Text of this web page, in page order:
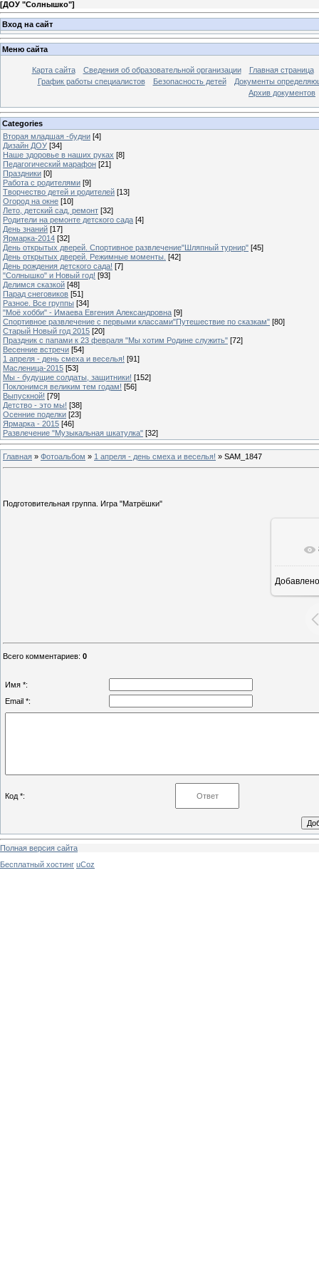
[ДОУ "Солнышко"]
Вход на сайт
Меню сайта
Карта сайта Сведения об образовательной организации
Главная страница
График работы специалистов
Безопасность детей
Документы
Архив документов
Categories
Вторая младшая -будни [4]
Дизайн ДОУ [34]
Наше здоровье в наших руках [8]
Педагогический марафон [21]
Праздники [0]
Работа с родителями [9]
Творчество детей и родителей [13]
Огород на окне [10]
Лето, детский сад, ремонт [32]
Родители на ремонте детского сада [4]
День знаний [17]
Ярмарка-2014 [32]
День открытых дверей. Спортивное развлечение"Шляпный турнир" [45]
День открытых дверей. Режимные моменты. [42]
День рождения детского сада! [7]
"Солнышко" и Новый год! [93]
Делимся сказкой [48]
Парад снеговиков [51]
Разное. Все группы [34]
"Моё хобби" - Имаева Евгения Александровна [9]
Спортивное развлечение с первыми классами"Путешествие по сказкам" [80]
Старый Новый год 2015 [20]
Праздник с папами к 23 февраля "Мы хотим Родине служить" [72]
Весенние встречи [54]
1 апреля - день смеха и веселья! [91]
Масленица-2015 [53]
Мы - будущие солдаты, защитники! [152]
Поклонимся великим тем годам! [56]
Выпускной! [79]
Детство - это мы! [38]
Осенние поделки [23]
Ярмарка - 2015 [46]
Развлечение "Музыкальная шкатулка" [32]
Главная » Фотоальбом » 1 апреля - день смеха и веселья! » SAM_1847
Подготовительная группа. Игра "Матрёшки"
Добавлено
Всего комментариев: 0
Имя *:
Email *:
Код *:
Полная версия сайта
Бесплатный хостинг uCoz